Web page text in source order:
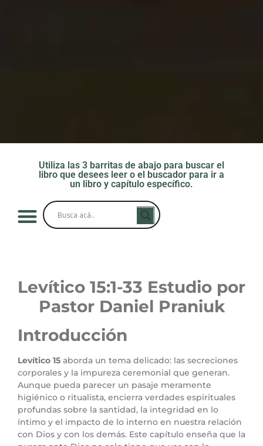
Utiliza las 3 barritas de abajo para buscar el
libro que desees leer o el buscador para ir a
un libro y capítulo específico.
Levítico 15:1-33 Estudio por
Pastor Daniel Praniuk
Introducción
Levítico 15 aborda un tema delicado: las secreciones
corporales y la impureza ceremonial que generan.
Aunque pueda parecer un pasaje meramente
higiénico o ritualista, encierra verdades espirituales
profundas sobre la santidad, la integridad en lo
íntimo y el impacto de lo interno en nuestra relación
con Dios y con los demás. Este capítulo enseña que la